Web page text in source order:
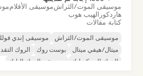
موسيقى الموت/الثراشموسيقى الأفلام
هاردكور الهيب هوب
كتابة مقالات
موسيقى الموت/الثراش موسيقى إندي
ميتال/هيفي ميتال
بوست روك
الروك
الروك السيكديليك
موسيقى الروك البانك